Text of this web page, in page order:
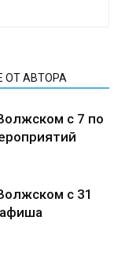
ОТ АВТОРА
с 7 по
с 31
афиша